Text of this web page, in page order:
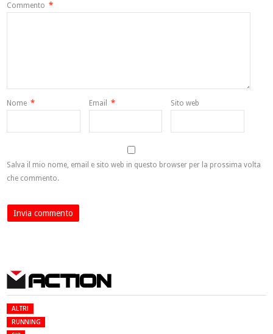
Commento *
Nome * Email * Sito web
Salva il mio nome, email e sito web in questo browser per la prossima volta
che commento.
ACTION
ALTRI
RUNNING